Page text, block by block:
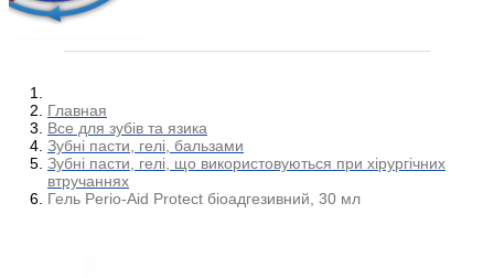
Главная
Все для зубів та язика
Зубні пасти, гелі, бальзами
Зубні пасти, гелі, що використовуються при хірургічних
втручаннях
Гель Perio-Aid Protect біоадгезивний, 30 мл